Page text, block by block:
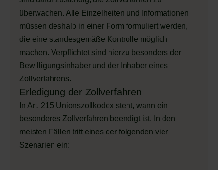
überwachen. Alle Einzelheiten und Informationen
müssen deshalb in einer Form formuliert werden,
die eine standesgemäße Kontrolle möglich
machen. Verpflichtet sind hierzu besonders der
Bewilligungsinhaber und der Inhaber eines
Zollverfahrens.
Erledigung der Zollverfahren
In Art. 215 Unionszollkodex steht, wann ein
besonderes Zollverfahren beendigt ist. In den
meisten Fällen tritt eines der folgenden vier
Szenarien ein: